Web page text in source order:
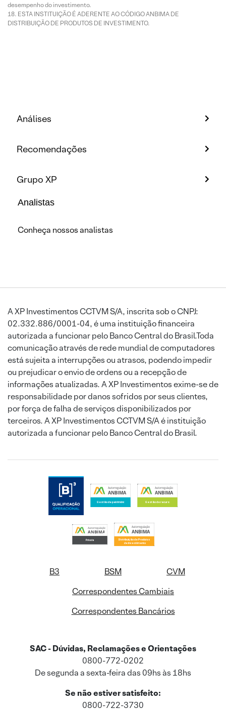
desempenho do investimento.
ESTA INSTITUIÇÃO É ADERENTE AO CÓDIGO ANBIMA DE
DISTRIBUIÇÃO DE PRODUTOS DE INVESTIMENTO.
Análises
Recomendações
Grupo XP
Analistas
Conheça nossos analistas
A XP Investimentos CCTVM S/A, inscrita sob o CNPJ:
02.332.886/0001-04, é uma instituição financeira
autorizada a funcionar pelo Banco Central do Brasil.Toda
comunicação através de rede mundial de computadores
está sujeita a interrupções ou atrasos, podendo impedir
ou prejudicar o envio de ordens ou a recepção de
informações atualizadas. A XP Investimentos exime-se de
responsabilidade por danos sofridos por seus clientes,
por força de falha de serviços disponibilizados por
terceiros. A XP Investimentos CCTVM S/A é instituição
autorizada a funcionar pelo Banco Central do Brasil.
B3 BSM
CVM
Correspondentes Cambiais
Correspondentes Bancários
SAC - Dúvidas, Reclamações e Orientações
0800-772-0202
De segunda a sexta-feira das 09hs às 18hs
Se não estiver satisfeito:
0800-722-3730